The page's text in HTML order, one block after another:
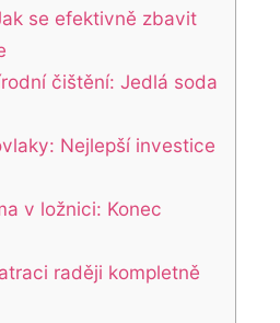
se efektivně zbavit
čištění: Jedlá soda
Nejlepší investice
v ložnici: Konec
raději kompletně